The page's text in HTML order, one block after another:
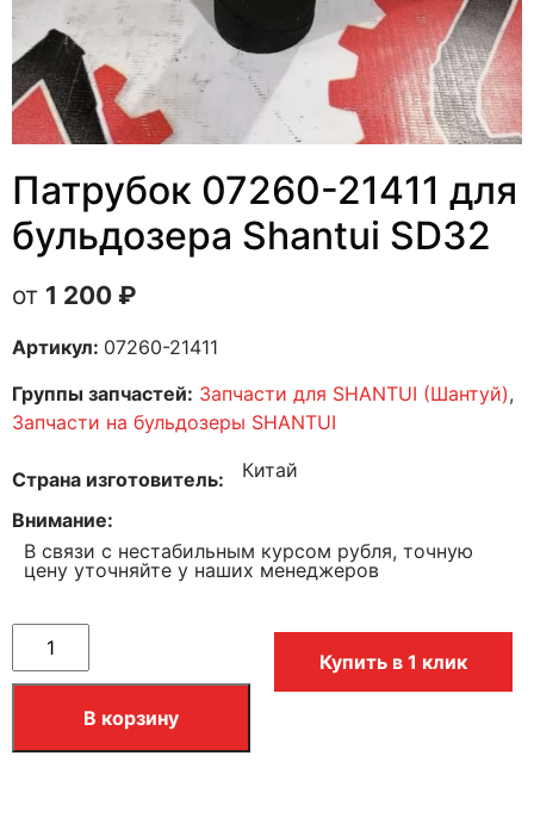
Патрубок 07260-21411 для
бульдозера Shantui SD32
1 200 ₽
Артикул: 07260-21411
Группы запчастей: Запчасти для SHANTUI (Шантуй),
Запчасти на бульдозеры SHANTUI
Страна изготовитель Китай
Внимание
В связи с нестабильным курсом рубля, точную
цену уточняйте у наших менеджеров
В корзину
Купить в 1 клик